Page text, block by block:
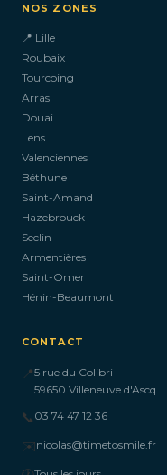
NOS ZONES
📍 Lille
Roubaix
Tourcoing
Arras
Douai
Lens
Valenciennes
Béthune
Saint-Amand
Hazebrouck
Seclin
Armentières
Saint-Omer
Hénin-Beaumont
CONTACT
📍5 rue du Colibri
59650 Villeneuve d'Ascq
📞 03 74 47 12 36
✉️nicolas@timetosmile.fr